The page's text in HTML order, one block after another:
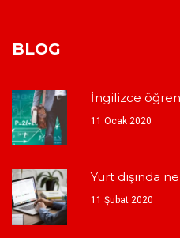
BLOG
İngilizce
11 Ocak 2020
Yurt dışında
11 Şubat 2020